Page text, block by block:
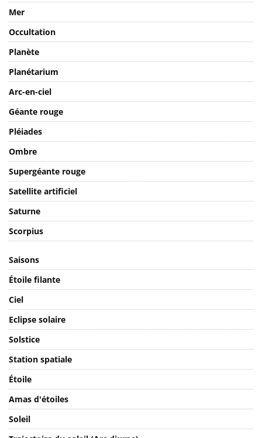
Mer
Occultation
Planète
Planétarium
Arc-en-ciel
Géante rouge
Pléiades
Ombre
Supergéante rouge
Satellite artificiel
Saturne
Scorpius
Saisons
Étoile filante
Ciel
Eclipse solaire
Solstice
Station spatiale
Étoile
Amas d'étoiles
Soleil